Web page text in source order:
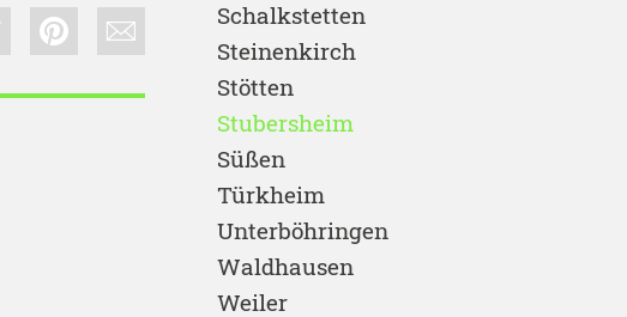
Schalkstetten
Steinenkirch
Stötten
Stubersheim
Süßen
Türkheim
Unterböhringen
Waldhausen
Weiler